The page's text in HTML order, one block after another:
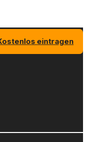
eintragen